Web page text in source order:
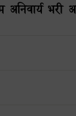
भरी